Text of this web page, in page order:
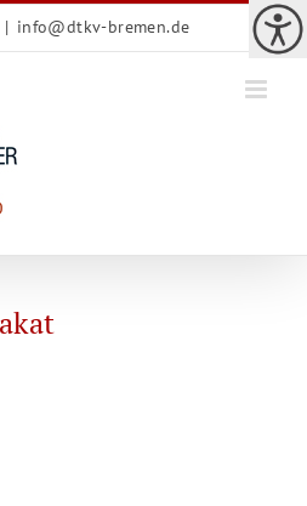
| info@dtkv-bremen.de